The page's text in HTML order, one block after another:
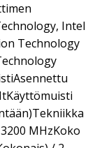
Intel
Technology
MHzKoko